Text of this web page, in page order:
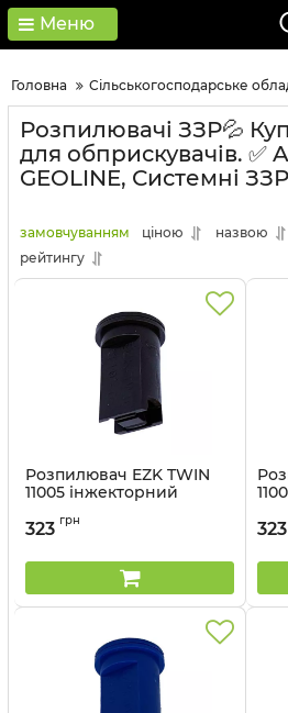
Меню
Головна Сільськогосподарське
Розпилювачі ЗЗР💦
для обприскувачів. ✅
GEOLINE, Системні ЗЗР
замовчуванням ціною
назвою
рейтингу
Розпилювач EZK TWIN
11005 інжекторний
Артикул:
323 грн 323